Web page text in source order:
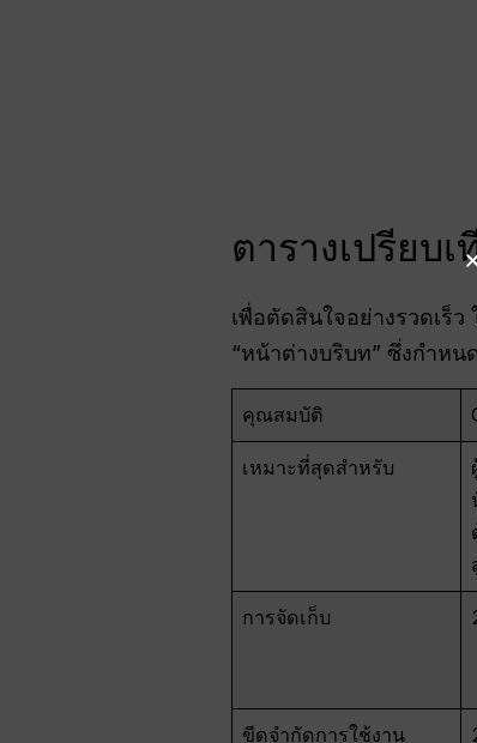
ตารางเปรียบ
เพื่อตัดสินใจอย่างรวดเร็
“หน้าต่างบริบท” ซึ่งกำหน
คุณสมบัติ
เหมาะที่สุดสำหรับ
การจัดเก็บ
ขีดจำกัดการใช้งาน